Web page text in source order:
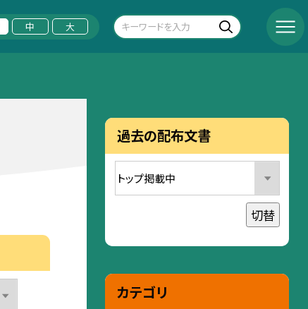
中 大
過去の配布文書
切替
カテゴリ